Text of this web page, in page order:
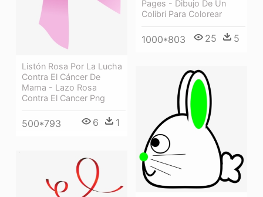
Listón Rosa Por La Lucha
Contra El Cáncer De
Mama - Lazo Rosa
Contra El Cancer Png
500*793 6 1
Pages - Dibujo De Un
Colibri Para Colorear
1000*803 25 5